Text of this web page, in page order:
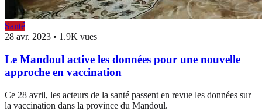
Santé
28 avr. 2023 • 1.9K vues
Le Mandoul active les données pour une nouvelle
approche en vaccination
Ce 28 avril, les acteurs de la santé passent en revue les données sur
la vaccination dans la province du Mandoul.